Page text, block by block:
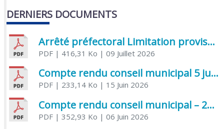
DERNIERS DOCUMENTS
Arrêté préfectoral Limitation provisoire des usages de l’eau
PDF| 416,31 Ko | 09 Juillet 2026
Compte rendu conseil municipal 5 juin 2026 sénatoriale
PDF| 233,14 Ko | 15 Juin 2026
Compte rendu conseil municipal – 21 avril 2026
PDF| 352,93 Ko | 06 Juin 2026